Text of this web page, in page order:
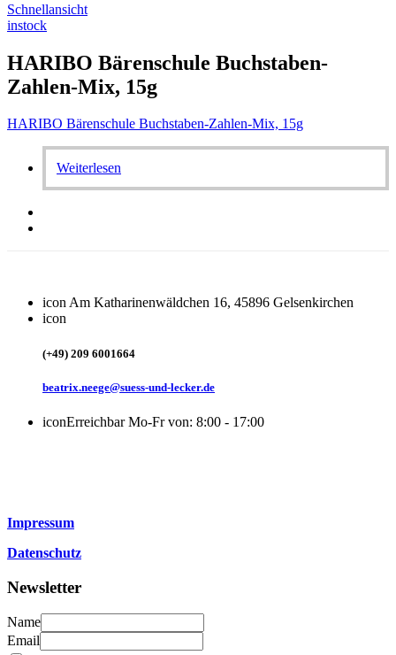
Schnellansicht
instock
HARIBO Bärenschule Buchstaben-
Zahlen-Mix, 15g
HARIBO Bärenschule Buchstaben-Zahlen-Mix, 15g
Weiterlesen
iconAm Katharinenwäldchen 16, 45896 Gelsenkirchen
icon
(+49) 209 6001664
beatrix.neege@suess-und-lecker.de
iconErreichbar Mo-Fr von: 8:00 - 17:00
Impressum
Datenschutz
Newsletter
Name
Email